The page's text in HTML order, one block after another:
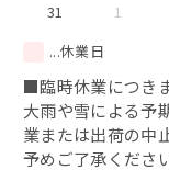
31
1
...休業日
■臨時休業につき
大雨や雪による予
業または出荷の中
予めご了承くださ